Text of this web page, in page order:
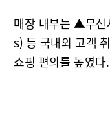
매장 내부는 ▲무
s) 등 국내외 고객
쇼핑 편의를 높였다.